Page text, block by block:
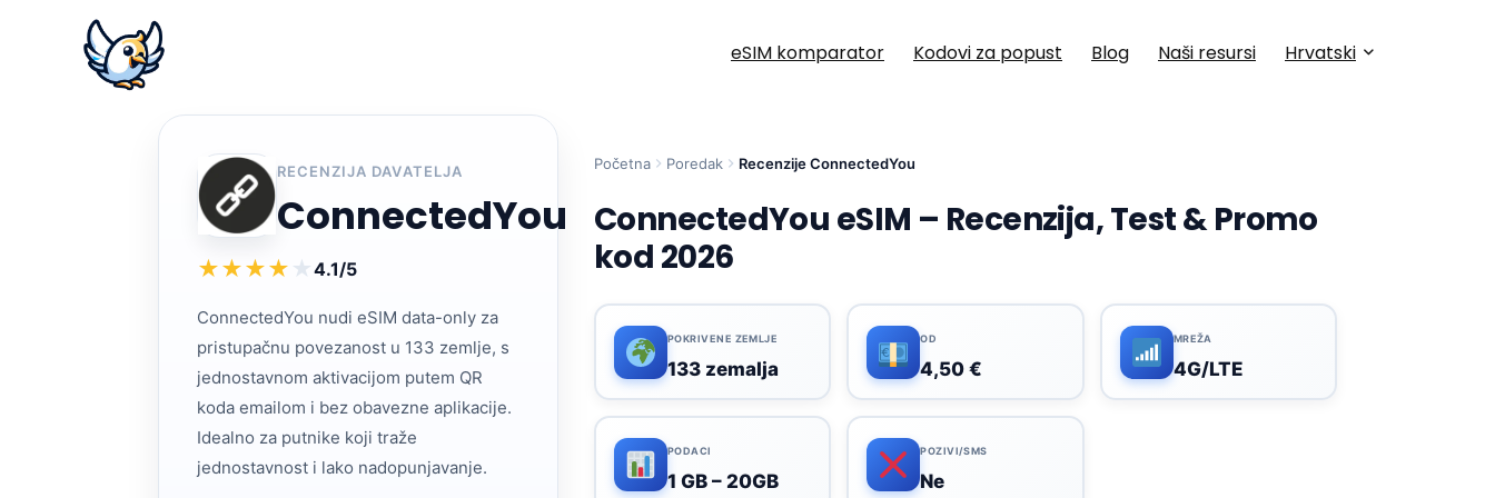
eSIM komparator Kodovi za popust Blog Naši resursi Hrvatski
RECENZIJA DAVATELJA
ConnectedYou
★★★★ ★4.1/5
ConnectedYou nudi eSIM data-only za
pristupačnu povezanost u 133 zemlje, s
jednostavnom aktivacijom putem QR
koda emailom i bez obavezne aplikacije.
Idealno za putnike koji traže
jednostavnost i lako nadopunjavanje.
Početna Poredak Recenzije ConnectedYou
ConnectedYou eSIM – Recenzija, Test & Promo
kod 2026
POKRIVENE ZEMLJE
133 zemalja
OD
4,50 €
MREŽA
4G/LTE
PODACI
1 GB – 20GB
POZIVI/SMS
Ne